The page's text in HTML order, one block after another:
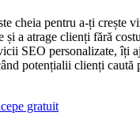
cheia pentru a-ți crește
și a atrage clienți fără
SEO personalizate, îți
potențialii clienți caută
gratuit